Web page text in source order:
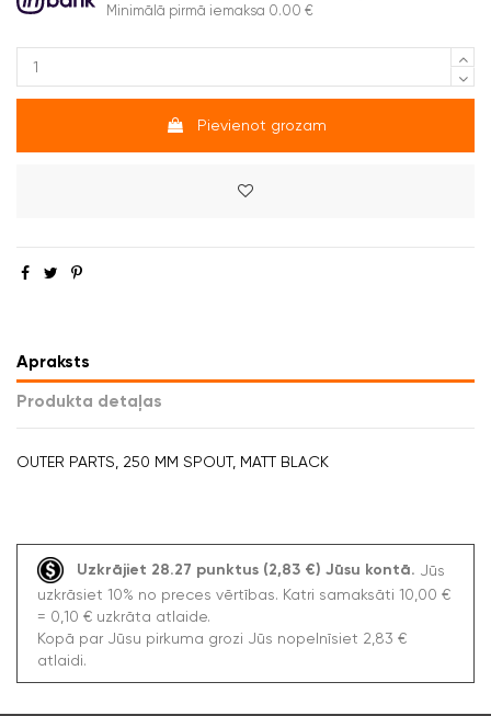
Minimālā pirmā iemaksa 0.00 €
Pievienot grozam
Apraksts
Produkta detaļas
OUTER PARTS, 250 MM SPOUT, MATT BLACK
Uzkrājiet 28.27 punktus (2,83 €) Jūsu kontā.
Jūs
uzkrāsiet 10% no preces vērtības. Katri samaksāti 10,00 €
= 0,10 € uzkrāta atlaide.
Kopā par Jūsu pirkuma grozi Jūs nopelnīsiet 2,83 €
atlaidi.